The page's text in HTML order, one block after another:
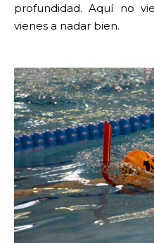
profundidad. Aquí no
vienes a nadar bien.